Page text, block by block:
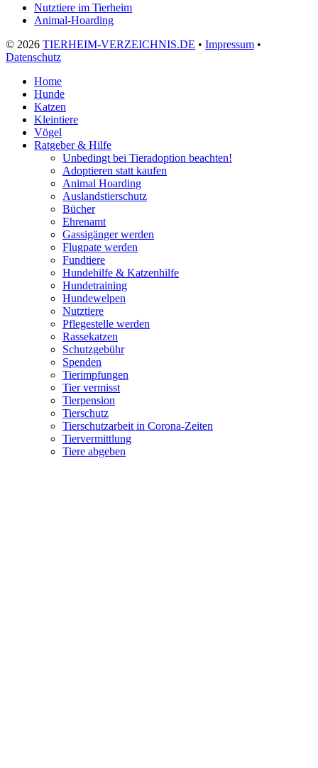
Nutztiere im Tierheim
Animal-Hoarding
© 2026 TIERHEIM-VERZEICHNIS.DE • Impressum •
Datenschutz
Home
Hunde
Katzen
Kleintiere
Vögel
Ratgeber & Hilfe
Unbedingt bei Tieradoption beachten!
Adoptieren statt kaufen
Animal Hoarding
Auslandstierschutz
Bücher
Ehrenamt
Gassigänger werden
Flugpate werden
Fundtiere
Hundehilfe & Katzenhilfe
Hundetraining
Hundewelpen
Nutztiere
Pflegestelle werden
Rassekatzen
Schutzgebühr
Spenden
Tierimpfungen
Tier vermisst
Tierpension
Tierschutz
Tierschutzarbeit in Corona-Zeiten
Tiervermittlung
Tiere abgeben